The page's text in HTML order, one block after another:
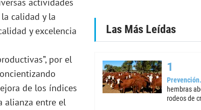
actividades
calidad y la
y excelencia
por el
de los índices
alianza entre el
Las Más Leídas
Prevención
hembras
rodeos de